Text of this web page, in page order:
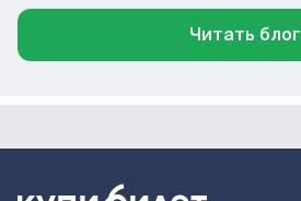
Читать блог